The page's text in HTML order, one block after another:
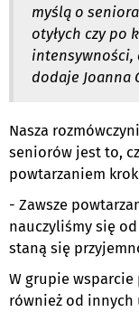
myślą o
otyłych czy po
intensywności,
dodaje Joanna
Nasza
seniorów jest to,
powtarzaniem
- Zawsze
nauczyliśmy się
staną się
W grupie
również od innych